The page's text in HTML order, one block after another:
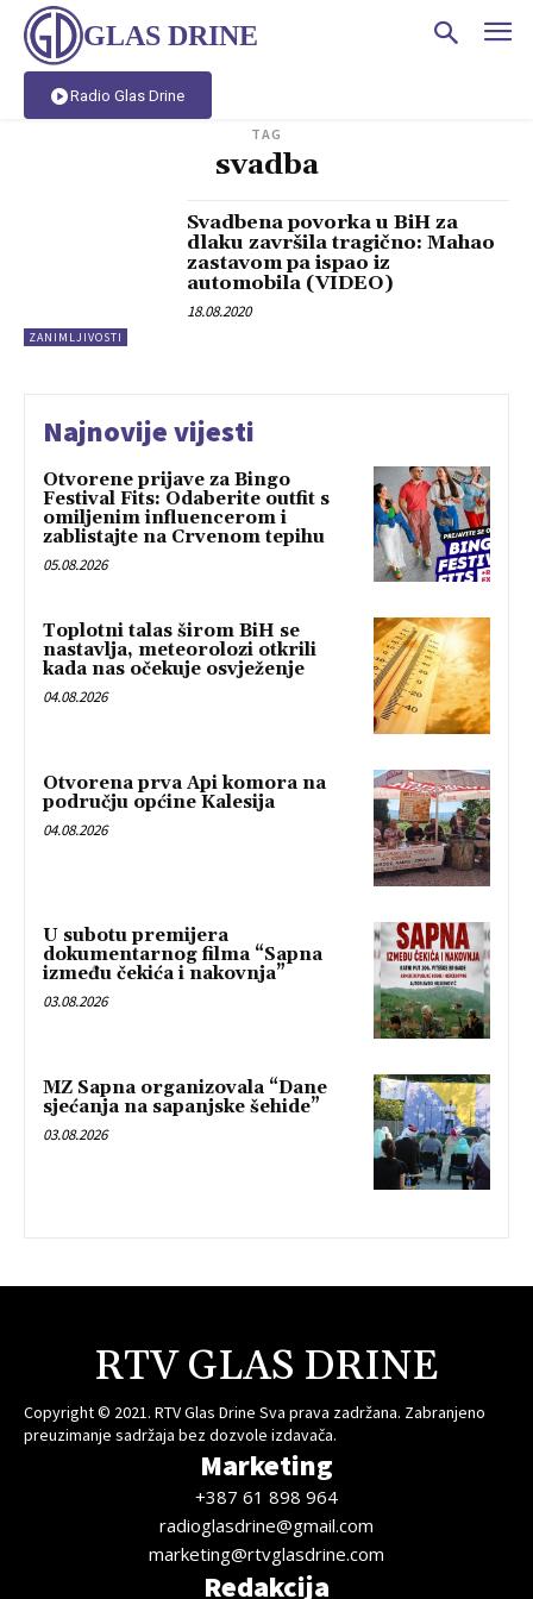
GLAS DRINE
Radio Glas Drine
TAG
svadba
ZANIMLJIVOSTI
Svadbena povorka u BiH za
dlaku završila tragično: Mahao
zastavom pa ispao iz
automobila (VIDEO)
18.08.2020
Najnovije vijesti
Otvorene prijave za Bingo
Festival Fits: Odaberite outfit s
omiljenim influencerom i
zablistajte na Crvenom tepihu
05.08.2026
Toplotni talas širom BiH se
nastavlja, meteorolozi otkrili
kada nas očekuje osvježenje
04.08.2026
Otvorena prva Api komora na
području općine Kalesija
04.08.2026
U subotu premijera
dokumentarnog filma “Sapna
između čekića i nakovnja”
03.08.2026
MZ Sapna organizovala “Dane
sjećanja na sapanjske šehide”
03.08.2026
RTV GLAS DRINE
Copyright © 2021. RTV Glas Drine Sva prava zadržana. Zabranjeno
preuzimanje sadržaja bez dozvole izdavača.
Marketing
+387 61 898 964
radioglasdrine@gmail.com
marketing@rtvglasdrine.com
Redakcija